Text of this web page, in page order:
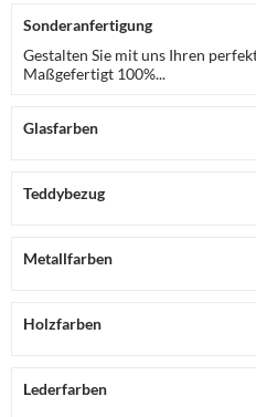
Sonderanfertigung
Gestalten Sie mit uns Ihren
Maßgefertigt 100%...
Glasfarben
Teddybezug
Metallfarben
Holzfarben
Lederfarben